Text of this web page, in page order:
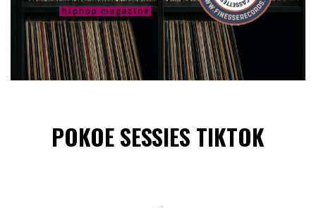
POKOE SESSIES TIKTOK